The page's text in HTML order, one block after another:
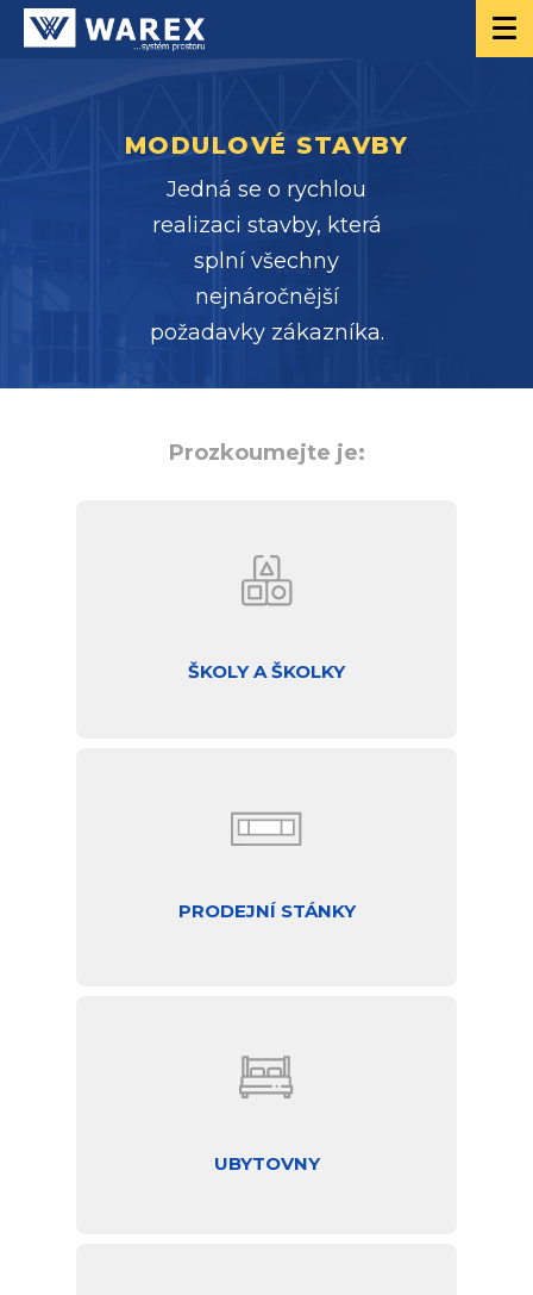
MODULOVÉ STAVBY
Jedná se o rychlou
realizaci stavby, která
splní všechny
nejnáročnější
požadavky zákazníka.
Prozkoumejte je:
ŠKOLY A ŠKOLKY
PRODEJNÍ STÁNKY
UBYTOVNY